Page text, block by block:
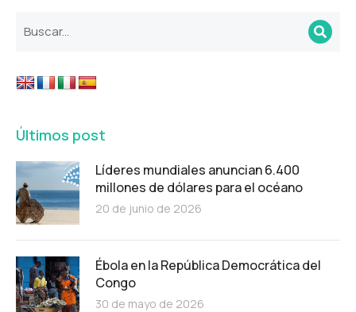
Últimos post
Líderes mundiales anuncian 6.400
millones de dólares para el océano
20 de junio de 2026
Ébola en la República Democrática del
Congo
30 de mayo de 2026